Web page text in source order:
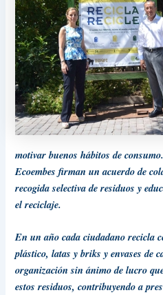
motivar buenos hábitos de
Ecoembes firman un acuerdo de
recogida selectiva de residuos y
el reciclaje.
En un año cada ciudadano recicla
plástico, latas y briks y envases de
organización sin ánimo de lucro
estos residuos, contribuyendo a